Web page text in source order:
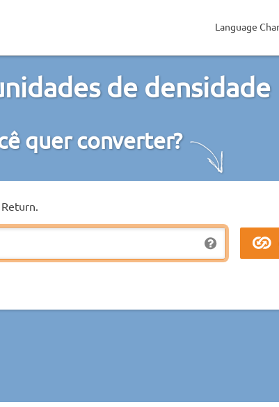
Language
de densidade
quer converter?